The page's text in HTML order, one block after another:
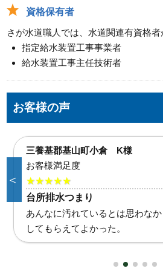
資格保有者
さが水道職人では、水道関連有資格者
指定給水装置工事事業者
給水装置工事主任技術者
お客様の声
小城市三日月町 H様
お客様満足度
★★★★★
台所蛇口破損
台所使えないと不便だったので
て助かりました。
＜